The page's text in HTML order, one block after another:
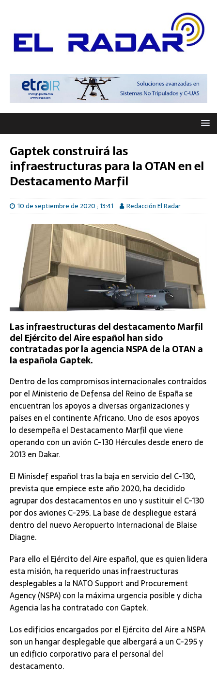
Gaptek construirá las
infraestructuras para la OTAN en el
Destacamento Marfil
10 de septiembre de 2020 ; 13:41 Redacción El Radar
Las infraestructuras del destacamento Marfil
del Ejército del Aire español han sido
contratadas por la agencia NSPA de la OTAN a
la española Gaptek.
Dentro de los compromisos internacionales contraídos
por el Ministerio de Defensa del Reino de España se
encuentran los apoyos a diversas organizaciones y
países en el continente Africano. Uno de esos apoyos
lo desempeña el Destacamento Marfil que viene
operando con un avión C-130 Hércules desde enero de
2013 en Dakar.
El Minisdef español tras la baja en servicio del C-130,
prevista que empiece este año 2020, ha decidido
agrupar dos destacamentos en uno y sustituir el C-130
por dos aviones C-295. La base de despliegue estará
dentro del nuevo Aeropuerto Internacional de Blaise
Diagne.
Para ello el Ejército del Aire español, que es quien lidera
esta misión, ha requerido unas infraestructuras
desplegables a la NATO Support and Procurement
Agency (NSPA) con la máxima urgencia posible y dicha
Agencia las ha contratado con Gaptek.
Los edificios encargados por el Ejército del Aire a NSPA
son un hangar desplegable que albergará a un C-295 y
un edificio corporativo para el personal del
destacamento.